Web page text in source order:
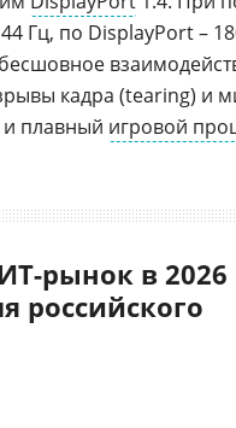
Гц, по DisplayPort –
кадра (tearing) и
и плавный игровой
рынок в 2026
российского